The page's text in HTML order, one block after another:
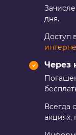
дня.
Доступ
Через
Всегда